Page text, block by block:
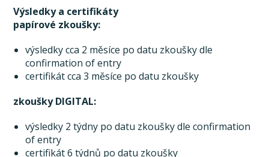
Výsledky a certifikáty
papírové zkoušky:
výsledky cca 2 měsíce po datu zkoušky dle
confirmation of entry
certifikát cca 3 měsíce po datu zkoušky
zkoušky DIGITAL:
výsledky 2 týdny po datu zkoušky dle confirmation
of entry
certifikát 6 týdnů po datu zkoušky